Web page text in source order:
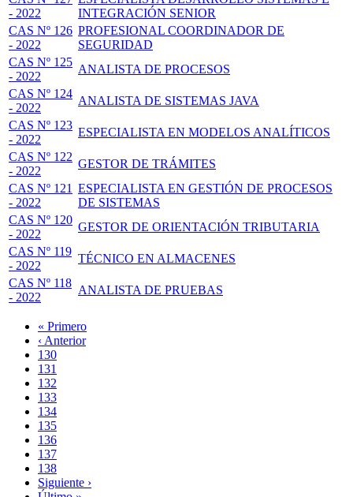
- 2022
INTEGRACIÓN SENIOR
CAS Nº 126
- 2022
PROFESIONAL COORDINADOR DE
SEGURIDAD
CAS Nº 125
- 2022
ANALISTA DE PROCESOS
CAS Nº 124
- 2022
ANALISTA DE SISTEMAS JAVA
CAS Nº 123
- 2022
ESPECIALISTA EN MODELOS ANALÍTICOS
CAS Nº 122
- 2022
GESTOR DE TRÁMITES
CAS Nº 121
- 2022
ESPECIALISTA EN GESTIÓN DE PROCESOS
DE SISTEMAS
CAS Nº 120
- 2022
GESTOR DE ORIENTACIÓN TRIBUTARIA
CAS Nº 119
- 2022
TÉCNICO EN ALMACENES
CAS Nº 118
- 2022
ANALISTA DE PRUEBAS
Paginación
Primera
página
« Primero
Página
anterior
‹ Anterior
Page
130
Page
131
Page
132
Page
133
Página
actual
134
Page
135
Page
136
Page
137
Page
138
Siguiente
Siguiente ›